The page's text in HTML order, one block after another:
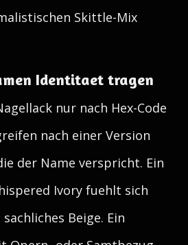
Skittle-Mix
Identitaet tragen
nur nach Hex-Code
nach einer Version
der Name verspricht. Ein
Ivory fuehlt sich
Beige. Ein